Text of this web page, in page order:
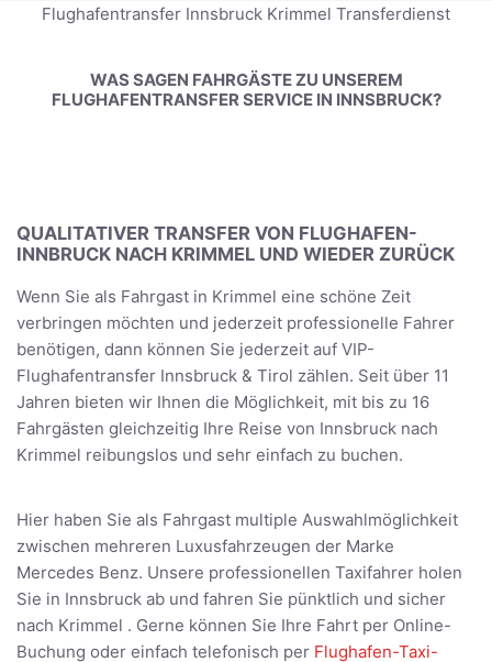
Flughafentransfer Innsbruck Krimmel Transferdienst
WAS SAGEN FAHRGÄSTE ZU UNSEREM
FLUGHAFENTRANSFER SERVICE IN INNSBRUCK?
QUALITATIVER TRANSFER VON FLUGHAFEN-
INNBRUCK NACH KRIMMEL UND WIEDER ZURÜCK
Wenn Sie als Fahrgast in Krimmel eine schöne Zeit
verbringen möchten und jederzeit professionelle Fahrer
benötigen, dann können Sie jederzeit auf VIP-
Flughafentransfer Innsbruck & Tirol zählen. Seit über 11
Jahren bieten wir Ihnen die Möglichkeit, mit bis zu 16
Fahrgästen gleichzeitig Ihre Reise von Innsbruck nach
Krimmel reibungslos und sehr einfach zu buchen.
Hier haben Sie als Fahrgast multiple Auswahlmöglichkeit
zwischen mehreren Luxusfahrzeugen der Marke
Mercedes Benz. Unsere professionellen Taxifahrer holen
Sie in Innsbruck ab und fahren Sie pünktlich und sicher
nach Krimmel . Gerne können Sie Ihre Fahrt per Online-
Buchung oder einfach telefonisch per Flughafen-Taxi-